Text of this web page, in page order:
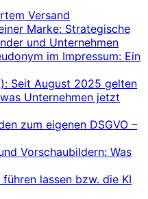
Versand
Marke: Strategische
und Unternehmen
im Impressum: Ein
Seit August 2025 gelten
Unternehmen jetzt
zum eigenen DSGVO –
Vorschaubildern: Was
lassen bzw. die KI